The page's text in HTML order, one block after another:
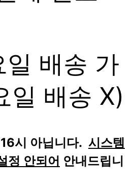
배송 가
일 배송 X)
시 아닙니다. 시스템
정 안되어 안내드립니